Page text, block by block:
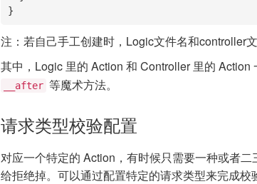
}
注：若自己手工创建时，Logic文件名和controller
其中，Logic 里的 Action 和 Controller 里的 Action
__after 等魔术方法。
请求类型校验配置
对应一个特定的 Action，有时候只需要一种或者
给拒绝掉。可以通过配置特定的请求类型来完成校